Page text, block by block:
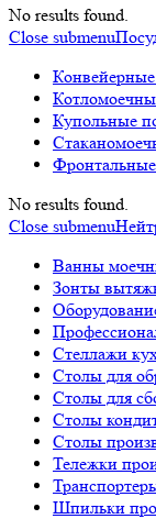
No results found.
Close submenu
Купольные
No results found.
Close submenu
Ванны
Зонты
Стеллажи
Столы для
Столы для
Столы
Столы
Тележки
Шпильки